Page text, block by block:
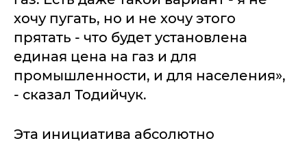
хочу пугать, но и не хочу этого
прятать - что будет установлена
единая цена на газ и для
промышленности, и для населения»,
- сказал Тодийчук.
Эта инициатива абсолютно